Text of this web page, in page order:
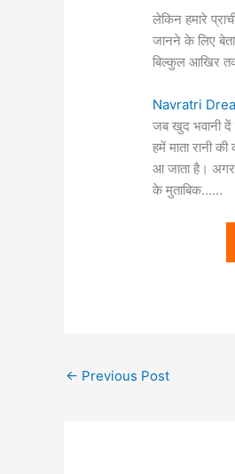
लेकिन हमारे
जानने के लिए
बिल्कुल आखिर
Navratri
जब खुद भवानी
हमें माता रानी
आ जाता है। अगर
के मुताबिक……
← Previous Post